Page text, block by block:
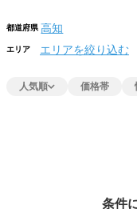
都道府県
エリア エリアを絞り込む
人気順 価格帯
条件